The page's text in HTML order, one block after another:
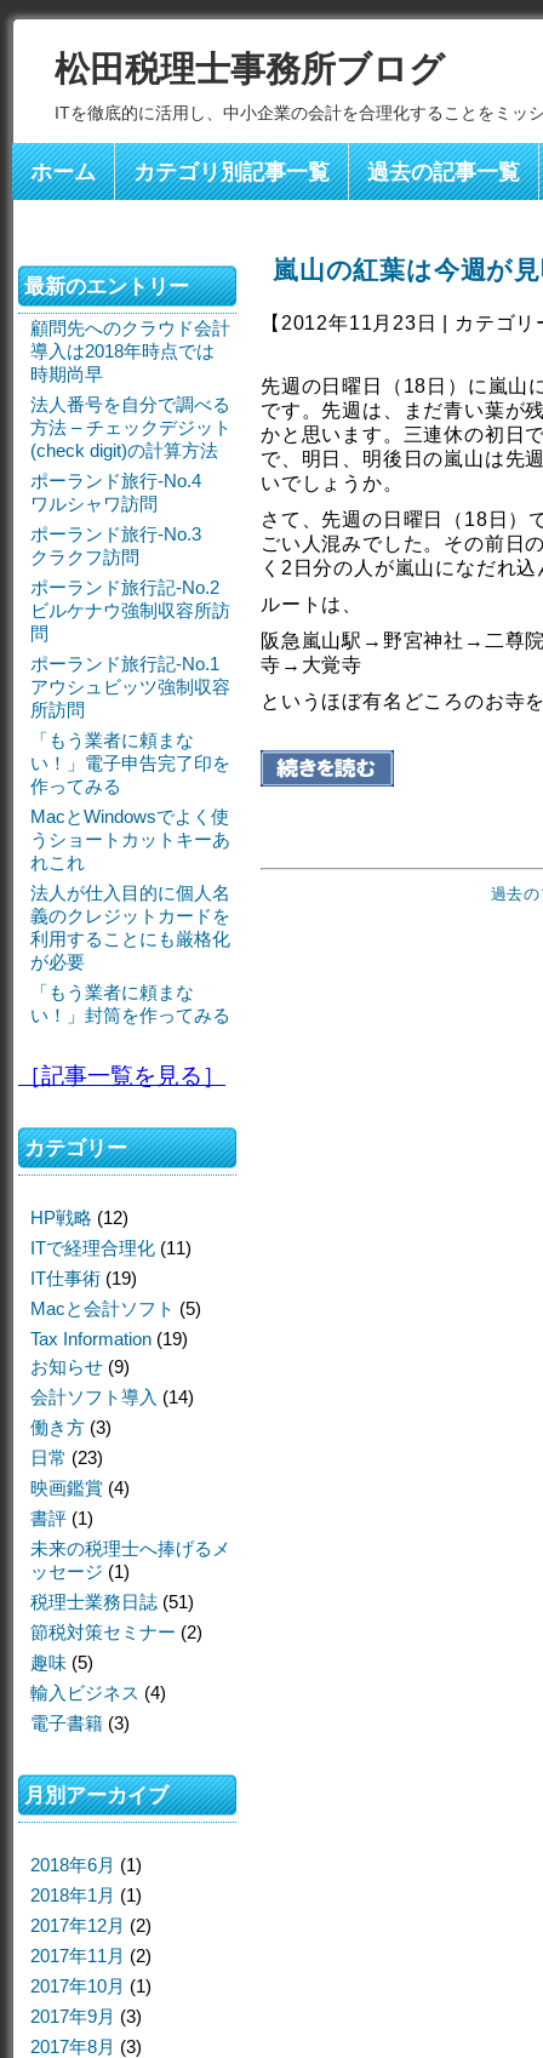
松田税理士事務所ブログ
ITを徹底的に活用し、中小企業の会計を合理化することをミッ
ホーム カテゴリ別記事一覧 過去の記事一覧
嵐山の紅葉は今週が
【2012年11月23日 | カテゴリ
先週の日曜日（18日）に嵐山
です。先週は、まだ青い葉が
かと思います。三連休の初日
で、明日、明後日の嵐山は先
いでしょうか。
さて、先週の日曜日（18日）
ごい人混みでした。その前日
く2日分の人が嵐山になだれ
ルートは、
阪急嵐山駅→野宮神社→二尊
寺→大覚寺
というほぼ有名どころのお寺
過去
最新のエントリー
顧問先へのクラウド会計
導入は2018年時点では
時期尚早
法人番号を自分で調べる
方法 – チェックデジット
(check digit)の計算方法
ポーランド旅行-No.4
ワルシャワ訪問
ポーランド旅行-No.3
クラクフ訪問
ポーランド旅行記-No.2
ビルケナウ強制収容所訪
問
ポーランド旅行記-No.1
アウシュビッツ強制収容
所訪問
「もう業者に頼まな
い！」電子申告完了印を
作ってみる
MacとWindowsでよく使
うショートカットキーあ
れこれ
法人が仕入目的に個人名
義のクレジットカードを
利用することにも厳格化
が必要
「もう業者に頼まな
い！」封筒を作ってみる
［記事一覧を見る］
カテゴリー
HP戦略 (12)
ITで経理合理化 (11)
IT仕事術 (19)
Macと会計ソフト (5)
Tax Information (19)
お知らせ (9)
会計ソフト導入 (14)
働き方 (3)
日常 (23)
映画鑑賞 (4)
書評 (1)
未来の税理士へ捧げるメ
ッセージ (1)
税理士業務日誌 (51)
節税対策セミナー (2)
趣味 (5)
輸入ビジネス (4)
電子書籍 (3)
月別アーカイブ
2018年6月 (1)
2018年1月 (1)
2017年12月 (2)
2017年11月 (2)
2017年10月 (1)
2017年9月 (3)
2017年8月 (3)